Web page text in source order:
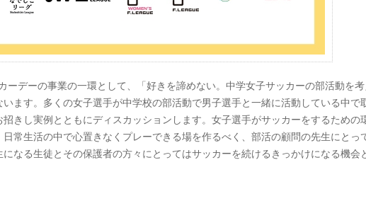
ーデーの事業の一環として、「好きを諦めない。中学女子サッカーの部活動を
ます。多くの女子選手が中学校の部活動で男子選手と一緒に活動している中で
きし実例とともにディスカッションします。女子選手がサッカーをするための
常生活の中で心置きなくプレーできる場を作るべく、部活の顧問の先生にとっ
なる生徒とその保護者の方々にとってはサッカーを続けるきっかけになる機会